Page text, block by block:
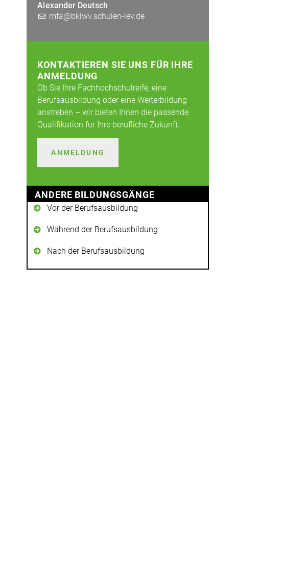
Alexander Deutsch
mfa@bklwv.schulen-lev.de
KONTAKTIEREN SIE UNS FÜR IHRE
ANMELDUNG
Ob Sie Ihre Fachhochschulreife, eine
Berufsausbildung oder eine Weiterbildung
anstreben – wir bieten Ihnen die passende
Qualifikation für Ihre berufliche Zukunft.
ANMELDUNG
ANDERE BILDUNGSGÄNGE
Vor der Berufsausbildung
Während der Berufsausbildung
Nach der Berufsausbildung